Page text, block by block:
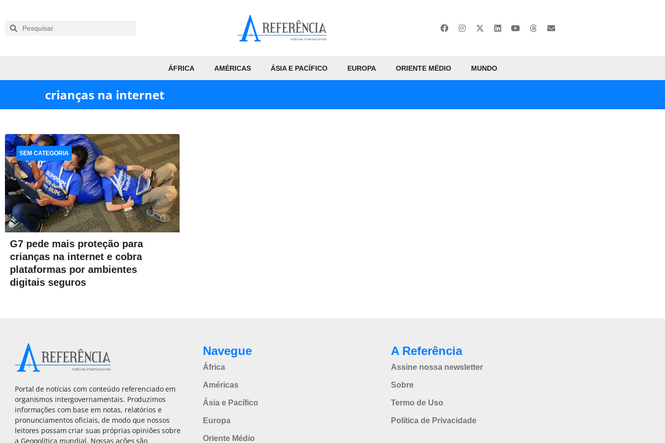
ÁFRICA AMÉRICAS ÁSIA E PACÍFICO EUROPA ORIENTE MÉDIO MUNDO
crianças na internet
G7 pede mais proteção para
crianças na internet e cobra
plataformas por ambientes
digitais seguros
SEM CATEGORIA
Portal de notícias com conteúdo referenciado em
organismos intergovernamentais. Produzimos
informações com base em notas, relatórios e
pronunciamentos oficiais, de modo que nossos
leitores possam criar suas próprias opiniões sobre
a Geopolítica mundial. Nossas ações são
Navegue
África
Américas
Ásia e Pacífico
Europa
Oriente Médio
A Referência
Assine nossa newsletter
Sobre
Termo de Uso
Política de Privacidade